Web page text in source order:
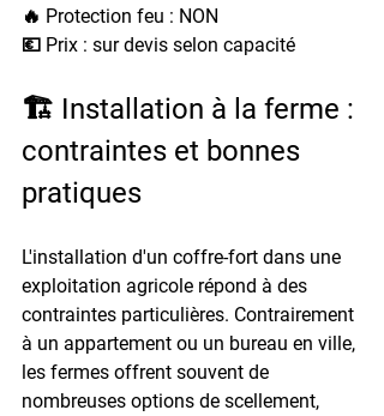
🔥 Protection feu : NON
💶 Prix : sur devis selon capacité
🏗️ Installation à la ferme :
contraintes et bonnes
pratiques
L'installation d'un coffre-fort dans une
exploitation agricole répond à des
contraintes particulières. Contrairement
à un appartement ou un bureau en ville,
les fermes offrent souvent de
nombreuses options de scellement,